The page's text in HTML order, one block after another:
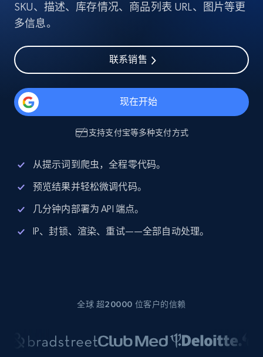
SKU、描述、库存情况、商品列表 URL、图片等更
多信息。
联系销售
现在开始
支持支付宝等多种支付方式
从提示词到爬虫，全程零代码。
预览结果并轻松微调代码。
几分钟内部署为 API 端点。
IP、封锁、渲染、重试——全部自动处理。
全球 超20000 位客户的信赖